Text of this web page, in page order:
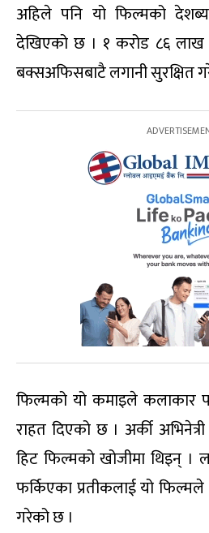
अहिले पनि यो फिल्मको
देखिएको छ । १ करोड ८६
बक्सअफिसबाटै लगानी सुरक्षित
फिल्मको यो कमाइले कलाकार
राहत दिएको छ । अर्की
हिट फिल्मको खोजीमा थिइन् ।
फर्किएका प्रतीकलाई यो
गरेको छ ।